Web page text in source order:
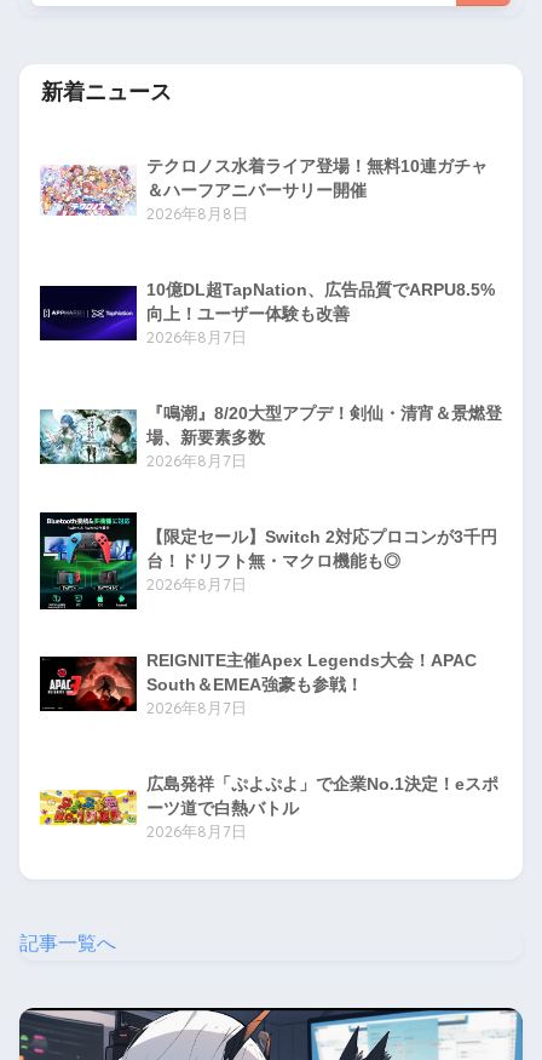
新着ニュース
テクロノス水着ライア登場！無料10連ガチャ
＆ハーフアニバーサリー開催
2026年8月8日
10億DL超TapNation、広告品質でARPU8.5%
向上！ユーザー体験も改善
2026年8月7日
『鳴潮』8/20大型アプデ！剣仙・清宵＆景燃登
場、新要素多数
2026年8月7日
【限定セール】Switch 2対応プロコンが3千円
台！ドリフト無・マクロ機能も◎
2026年8月7日
REIGNITE主催Apex Legends大会！APAC
South＆EMEA強豪も参戦！
2026年8月7日
広島発祥「ぷよぷよ」で企業No.1決定！eスポ
ーツ道で白熱バトル
2026年8月7日
記事一覧へ